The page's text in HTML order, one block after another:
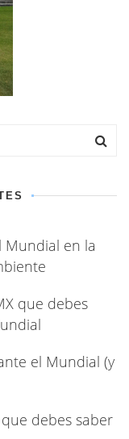
Mundial en la
que debes
el Mundial (y
debes saber